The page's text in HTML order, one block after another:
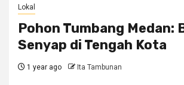
Lokal
Pohon Tumbang Medan:
Senyap di Tengah Kota
1 year ago Ita Tambunan